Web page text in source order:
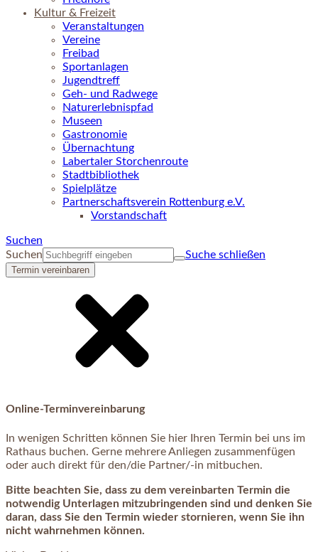
Kultur & Freizeit
Veranstaltungen
Vereine
Freibad
Sportanlagen
Jugendtreff
Geh- und Radwege
Naturerlebnispfad
Museen
Gastronomie
Übernachtung
Labertaler Storchenroute
Stadtbibliothek
Spielplätze
Partnerschaftsverein Rottenburg e.V.
Vorstandschaft
Suchen
Suchen
Suche schließen
Termin vereinbaren
Online-Terminvereinbarung
In wenigen Schritten können Sie hier Ihren Termin bei uns im
Rathaus buchen. Gerne mehrere Anliegen zusammenfügen
oder auch direkt für den/die Partner/-in mitbuchen.
Bitte beachten Sie, dass zu dem vereinbarten Termin die
notwendig Unterlagen mitzubringenden sind und denken Sie
daran, dass Sie den Termin wieder stornieren, wenn Sie ihn
nicht wahrnehmen können.